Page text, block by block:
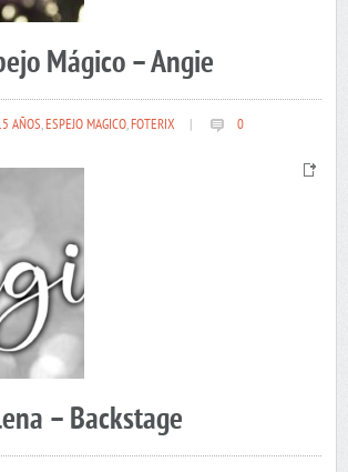
Mágico – Angie
AÑOS,ESPEJO MAGICO,FOTERIX 0
– Backstage